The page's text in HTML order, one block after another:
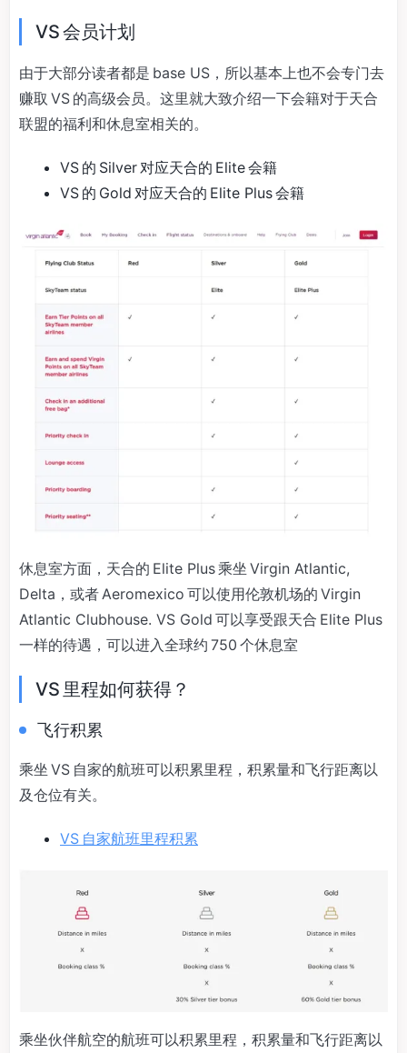
VS 会员计划
由于大部分读者都是 base US，所以基本上也不会专门去
赚取 VS 的高级会员。这里就大致介绍一下会籍对于天合
联盟的福利和休息室相关的。
VS 的 Silver 对应天合的 Elite 会籍
VS 的 Gold 对应天合的 Elite Plus 会籍
休息室方面，天合的 Elite Plus 乘坐 Virgin Atlantic,
Delta，或者 Aeromexico 可以使用伦敦机场的 Virgin
Atlantic Clubhouse. VS Gold 可以享受跟天合 Elite Plus
一样的待遇，可以进入全球约 750 个休息室
VS 里程如何获得？
飞行积累
乘坐 VS 自家的航班可以积累里程，积累量和飞行距离以
及仓位有关。
VS 自家航班里程积累
乘坐伙伴航空的航班可以积累里程，积累量和飞行距离以